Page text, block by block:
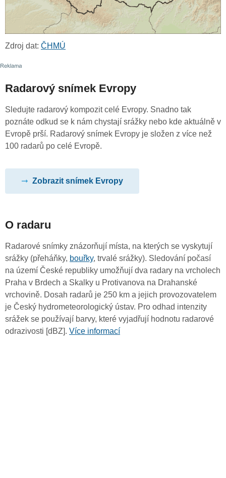
Zdroj dat: ČHMÚ
Radarový snímek Evropy
Sledujte radarový kompozit celé Evropy. Snadno tak
poznáte odkud se k nám chystají srážky nebo kde aktuálně v
Evropě prší. Radarový snímek Evropy je složen z více než
100 radarů po celé Evropě.
Zobrazit snímek Evropy
O radaru
Radarové snímky znázorňují místa, na kterých se vyskytují
srážky (přeháňky, bouřky, trvalé srážky). Sledování počasí
na území České republiky umožňují dva radary na vrcholech
Praha v Brdech a Skalky u Protivanova na Drahanské
vrchovině. Dosah radarů je 250 km a jejich provozovatelem
je Český hydrometeorologický ústav. Pro odhad intenzity
srážek se používají barvy, které vyjadřují hodnotu radarové
odrazivosti [dBZ]. Více informací